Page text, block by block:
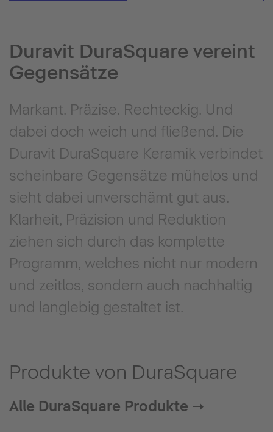
Duravit DuraSquare vereint
Gegensätze
Markant. Präzise. Rechteckig. Und
dabei doch weich und fließend. Die
Duravit DuraSquare Keramik verbindet
scheinbare Gegensätze mühelos und
sieht dabei unverschämt gut aus.
Klarheit, Präzision und Reduktion
ziehen sich durch das komplette
Programm, welches nicht nur modern
und zeitlos, sondern auch nachhaltig
und langlebig gestaltet ist.
Produkte von DuraSquare
Alle DuraSquare Produkte ➝